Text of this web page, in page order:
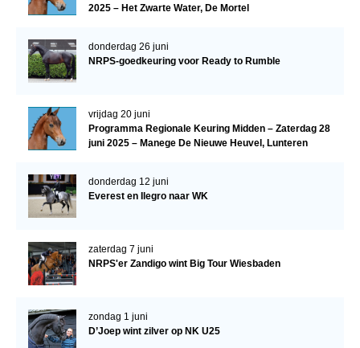
2025 – Het Zwarte Water, De Mortel
donderdag 26 juni
NRPS-goedkeuring voor Ready to Rumble
vrijdag 20 juni
Programma Regionale Keuring Midden – Zaterdag 28
juni 2025 – Manege De Nieuwe Heuvel, Lunteren
donderdag 12 juni
Everest en Ilegro naar WK
zaterdag 7 juni
NRPS'er Zandigo wint Big Tour Wiesbaden
zondag 1 juni
D’Joep wint zilver op NK U25